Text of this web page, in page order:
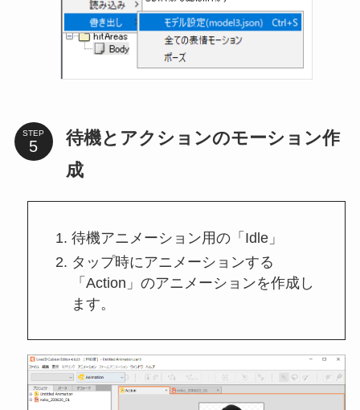
STEP
待機とアクションのモーション作
成
待機アニメーション用の「Idle」
タップ時にアニメーションする
「Action」のアニメーションを作成し
ます。